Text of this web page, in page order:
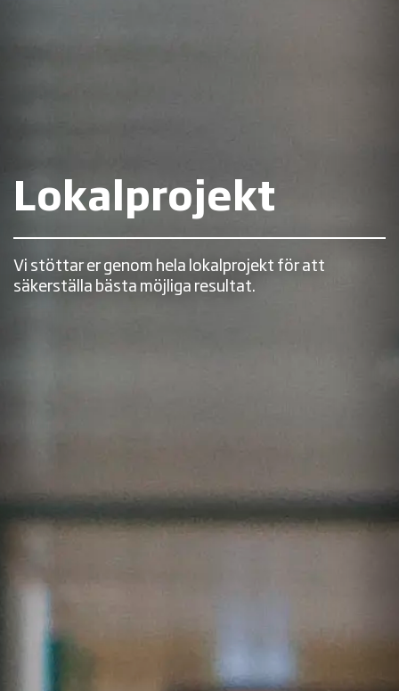
Lokalprojekt
Vi stöttar er genom hela lokalprojekt för att
säkerställa bästa möjliga resultat.